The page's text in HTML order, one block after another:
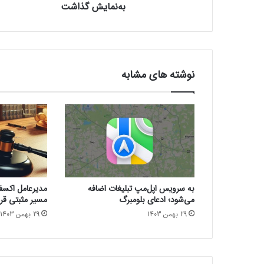
ی
گ
گ
ل
ک
س
ی
S
2
5
ا
و
ل
ر
به‌نمایش گذاشت
نوشته های مشابه
به سرویس اپل‌مپ تبلیغات اضافه
می‌شود؛ ادعای بلومبرگ
29 بهمن 1403
مدیرعامل
مسیر مثبتی
29 بهمن 1403